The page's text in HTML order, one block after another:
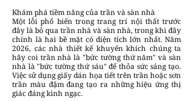
Khám phá tiềm năng của trần và sàn nhà
Một lỗi phổ biến trong trang trí nội thất trước
đây là bỏ qua trần nhà và sàn nhà, trong khi đây
chính là hai bề mặt có diện tích lớn nhất. Năm
2026, các nhà thiết kế khuyến khích chúng ta
hãy coi trần nhà là "bức tường thứ năm" và sàn
nhà là "bức tường thứ sáu" để thỏa sức sáng tạo.
Việc sử dụng giấy dán họa tiết trên trần hoặc sơn
trần màu đậm đang tạo ra những hiệu ứng thị
giác đáng kinh ngạc.